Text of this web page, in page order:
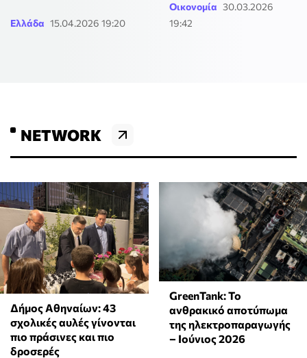
Ελλάδα 15.04.2026 19:20
Οικονομία 30.03.2026
19:42
NETWORK
Δήμος Αθηναίων: 43
σχολικές αυλές γίνονται
πιο πράσινες και πιο
δροσερές
GreenTank: Το
ανθρακικό αποτύπωμα
της ηλεκτροπαραγωγής
– Ιούνιος 2026